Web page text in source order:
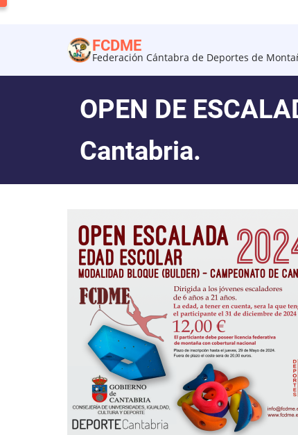
contenido
principal
FCDME
Federación Cántabra de Deportes de
OPEN DE
Cantabria.